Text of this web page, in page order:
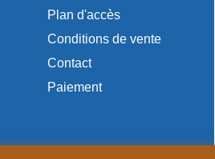
Plan d'accès
Conditions de vente
Contact
Paiement